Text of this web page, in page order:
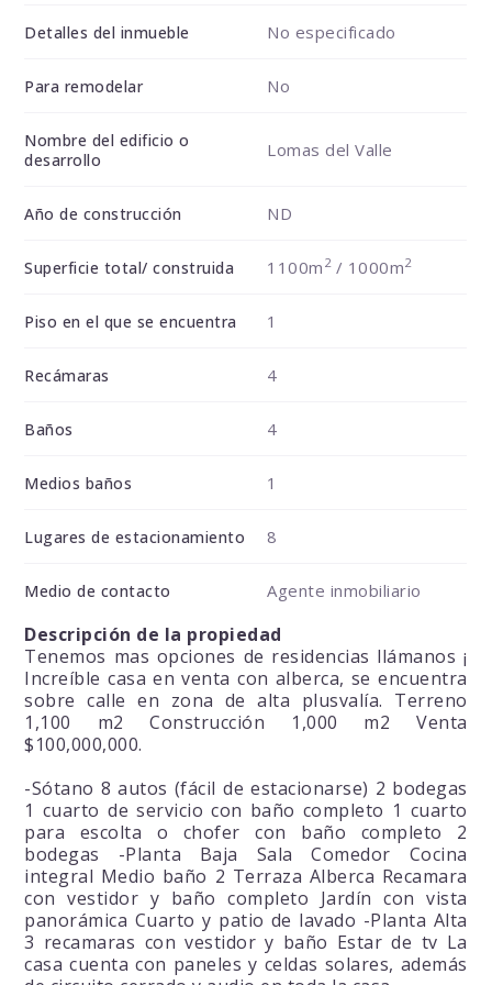
Detalles del inmueble No especificado
Para remodelar No
Nombre del edificio o
desarrollo
Lomas del Valle
Año de construcción ND
Superficie total/ construida 1100m 2/ 1000m2
Piso en el que se encuentra 1
Recámaras 4
Baños 4
Medios baños 1
Lugares de estacionamiento 8
Medio de contacto Agente inmobiliario
Descripción de la propiedad
Tenemos mas opciones de residencias llámanos ¡
Increíble casa en venta con alberca, se encuentra
sobre calle en zona de alta plusvalía. Terreno
1,100 m2 Construcción 1,000 m2 Venta
$100,000,000.
-Sótano 8 autos (fácil de estacionarse) 2 bodegas
1 cuarto de servicio con baño completo 1 cuarto
para escolta o chofer con baño completo 2
bodegas -Planta Baja Sala Comedor Cocina
integral Medio baño 2 Terraza Alberca Recamara
con vestidor y baño completo Jardín con vista
panorámica Cuarto y patio de lavado -Planta Alta
3 recamaras con vestidor y baño Estar de tv La
casa cuenta con paneles y celdas solares, además